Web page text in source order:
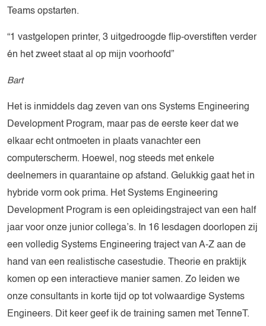
Teams opstarten.
“1 vastgelopen printer, 3 uitgedroogde flip-overstiften verder
én het zweet staat al op mijn voorhoofd”
Bart
Het is inmiddels dag zeven van ons Systems Engineering
Development Program, maar pas de eerste keer dat we
elkaar echt ontmoeten in plaats vanachter een
computerscherm. Hoewel, nog steeds met enkele
deelnemers in quarantaine op afstand. Gelukkig gaat het in
hybride vorm ook prima. Het Systems Engineering
Development Program is een opleidingstraject van een half
jaar voor onze junior collega’s. In 16 lesdagen doorlopen zij
een volledig Systems Engineering traject van A-Z aan de
hand van een realistische casestudie. Theorie en praktijk
komen op een interactieve manier samen. Zo leiden we
onze consultants in korte tijd op tot volwaardige Systems
Engineers. Dit keer geef ik de training samen met TenneT.